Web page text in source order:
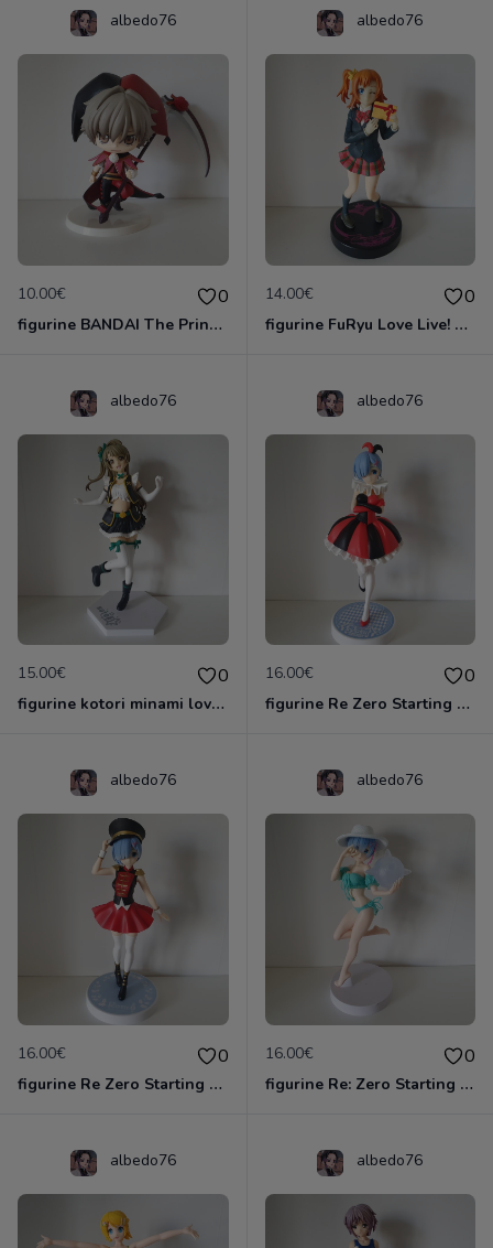
albedo76
10.00€ 0
figurine BANDAI The Prince De Tennis Shiraishi Kuranosuke Figurine 10cm
albedo76
14.00€ 0
figurine FuRyu Love Live! School Idol Project Figure complète Kousaka Honoka
albedo76
15.00€ 0
figurine kotori minami love live
albedo76
16.00€ 0
figurine Re Zero Starting Life In Another World - Figurine Rem Circus Ver. SSS
albedo76
16.00€ 0
figurine Re Zero Starting Life In Another - Figurine Rem Casse-Noisette Super Special
albedo76
16.00€ 0
figurine Re: Zero Starting Life in Another World - Figurine Rem EXQ
albedo76 albedo76